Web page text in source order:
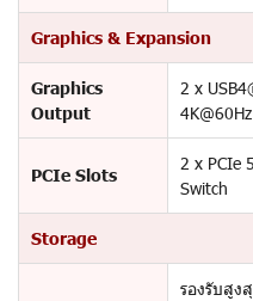
Graphics & Expansion
Graphics
Output
2 x
4K@60Hz
PCIe Slots
2 x PCIe
Switch
Storage
รองรับสูง